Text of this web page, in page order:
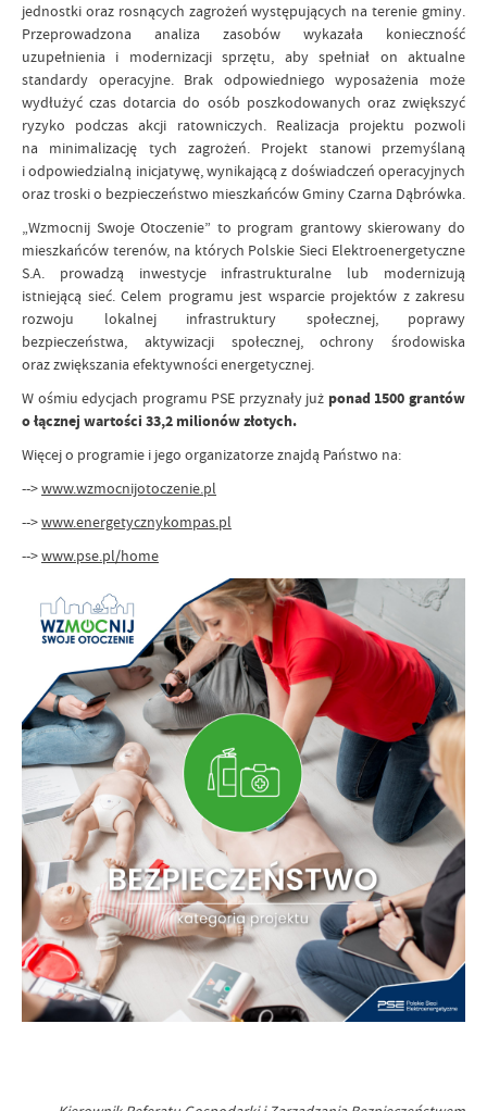
jednostki oraz rosnących zagrożeń występujących na terenie gminy.
Przeprowadzona analiza zasobów wykazała konieczność
uzupełnienia i modernizacji sprzętu, aby spełniał on aktualne
standardy operacyjne. Brak odpowiedniego wyposażenia może
wydłużyć czas dotarcia do osób poszkodowanych oraz zwiększyć
ryzyko podczas akcji ratowniczych. Realizacja projektu pozwoli
na minimalizację tych zagrożeń. Projekt stanowi przemyślaną
i odpowiedzialną inicjatywę, wynikającą z doświadczeń operacyjnych
oraz troski o bezpieczeństwo mieszkańców Gminy Czarna Dąbrówka.
„Wzmocnij Swoje Otoczenie” to program grantowy skierowany do
mieszkańców terenów, na których Polskie Sieci Elektroenergetyczne
S.A. prowadzą inwestycje infrastrukturalne lub modernizują
istniejącą sieć. Celem programu jest wsparcie projektów z zakresu
rozwoju lokalnej infrastruktury społecznej, poprawy
bezpieczeństwa, aktywizacji społecznej, ochrony środowiska
oraz zwiększania efektywności energetycznej.
W ośmiu edycjach programu PSE przyznały już ponad 1500 grantów
o łącznej wartości 33,2 milionów złotych.
Więcej o programie i jego organizatorze znajdą Państwo na:
-->www.wzmocnijotoczenie.pl
-->www.energetycznykompas.pl
-->www.pse.pl/home